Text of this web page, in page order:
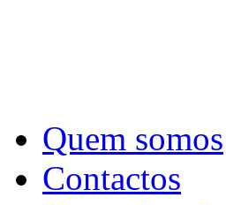
Quem somos
Contactos